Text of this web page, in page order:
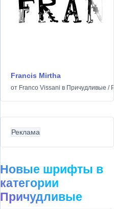
Francis Mirtha
от Franco Vissani в Причудливые /
Реклама
Новые шрифты в
категории
Причудливые